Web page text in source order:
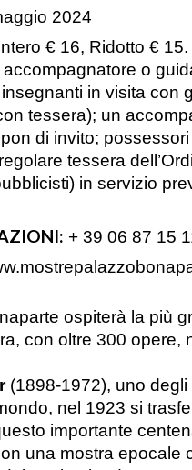
2024
€ 16, Ridotto €
o
in visita con
tessera); un
di invito;
tessera
in servizio
+ 39 06 87 15
ospiterà la più
con oltre 300 opere,
(1898-1972), uno degli
nel 1923 si
importante
una mostra epocale